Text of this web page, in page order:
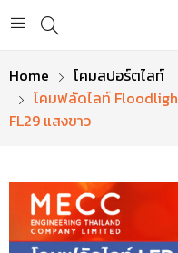
Home
โคมสปอร์ตไลท์
โคมฟลัดไลท์
FL29 แสงขาว